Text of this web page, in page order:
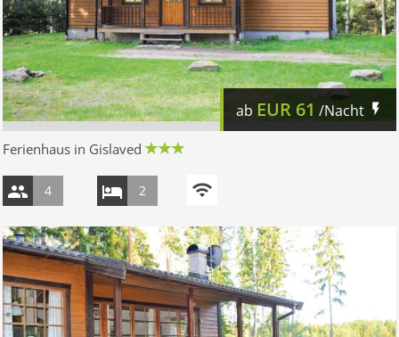
ab EUR 61 /Nacht
Ferienhaus in Gislaved
4 2